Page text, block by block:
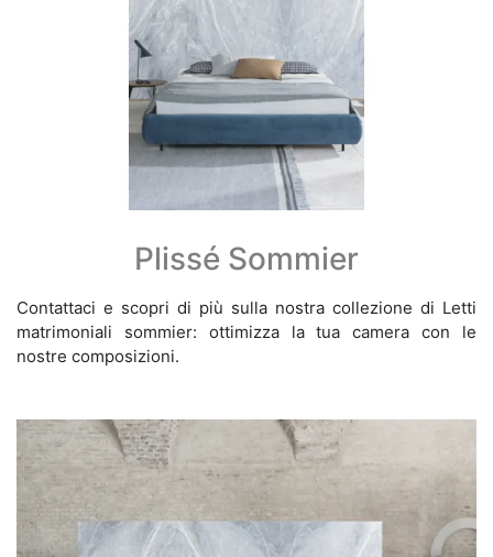
Plissé Sommier
Contattaci e scopri di più sulla nostra collezione di Letti
matrimoniali sommier: ottimizza la tua camera con le
nostre composizioni.